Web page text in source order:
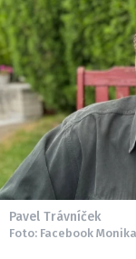
Pavel Trávníček
Foto: Facebook